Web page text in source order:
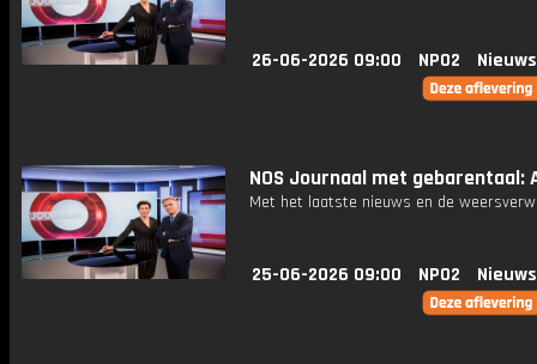
26-06-2026 09:00 NPO2
NOS Journaal met gebarentaal:
Met het laatste nieuws en de
25-06-2026 09:00 NPO2